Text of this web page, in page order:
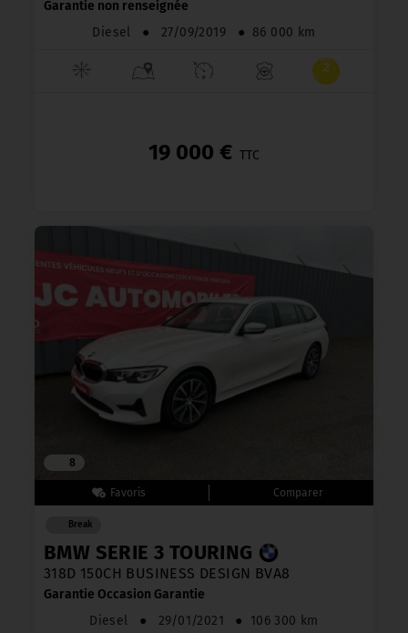
Garantie non renseignée
Diesel
● 27/09/2019 ● 86 000 km
19 000 € TTC
8
Break
BMW SERIE 3 TOURING
318D 150CH BUSINESS DESIGN BVA8
Garantie Occasion Garantie
Diesel
● 29/01/2021 ● 106 300 km